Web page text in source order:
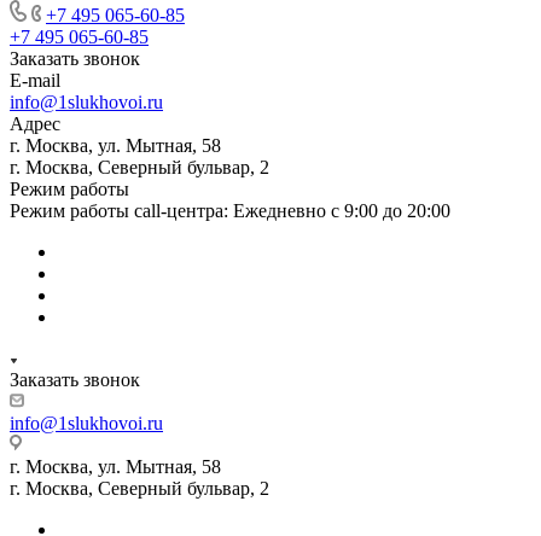
+7 495 065-60-85
+7 495 065-60-85
Заказать звонок
E-mail
info@1slukhovoi.ru
Адрес
г. Москва, ул. Мытная, 58
г. Москва, Северный бульвар, 2
Режим работы
Режим работы call-центра: Ежедневно с 9:00 до 20:00
Заказать звонок
info@1slukhovoi.ru
г. Москва, ул. Мытная, 58
г. Москва, Северный бульвар, 2